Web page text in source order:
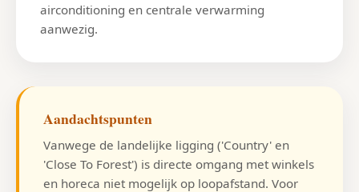
airconditioning en centrale verwarming
aanwezig.
Aandachtspunten
Vanwege de landelijke ligging ('Country' en
'Close To Forest') is directe omgang met winkels
en horeca niet mogelijk op loopafstand. Voor